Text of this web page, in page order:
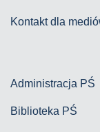
Kontakt dla
Administracja PŚ
Biblioteka PŚ